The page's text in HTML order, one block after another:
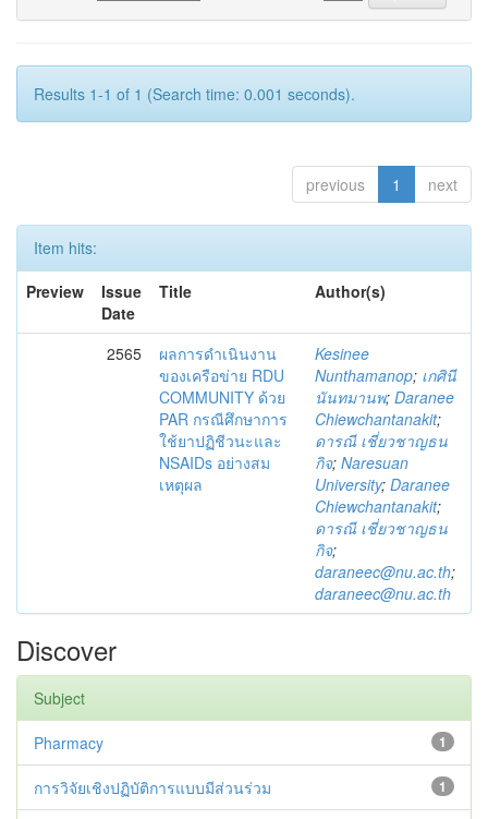
Results 1-1 of 1 (Search time: 0.001 seconds).
previous 1 next
Item hits:
Preview
Issue
Date
Title Author(s)
2565
ผลการดำเนินงาน
ของเครือข่าย RDU
COMMUNITY ด้วย
PAR กรณีศึกษาการ
ใช้ยาปฏิชีวนะและ
NSAIDs อย่างสม
เหตุผล
Kesinee
Nunthamanop; เกศินี
นันทมานพ; Daranee
Chiewchantanakit;
ดารณี เชี่ยวชาญธน
กิจ; Naresuan
University; Daranee
Chiewchantanakit;
ดารณี เชี่ยวชาญธน
กิจ;
daraneec@nu.ac.th;
daraneec@nu.ac.th
Discover
Subject
1
Pharmacy
1
การวิจัยเชิงปฏิบัติการแบบมีส่วนร่วม